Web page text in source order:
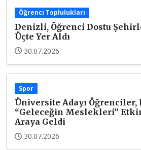
Öğrenci Toplulukları
Denizli, Öğrenci Dostu
Üçte Yer Aldı
30.07.2026
Spor
Üniversite Adayı Öğrenciler,
“Geleceğin Meslekleri”
Araya Geldi
30.07.2026